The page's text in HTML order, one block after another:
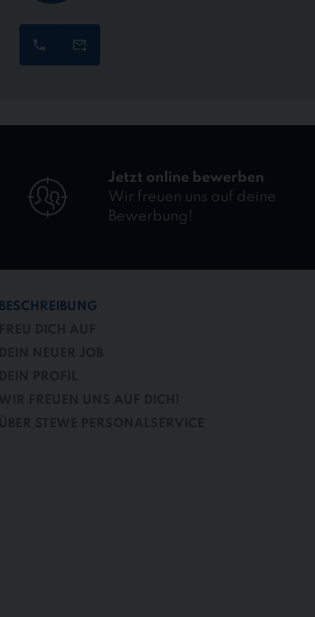
Jetzt online bewerben
Wir freuen uns auf deine
Bewerbung!
BESCHREIBUNG